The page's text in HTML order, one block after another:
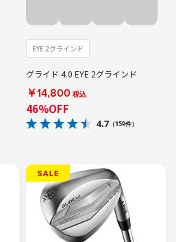
EYE 2グラインド
グライド 4.0 EYE 2グラインド
￥14,800 税込
46%OFF
4.7 （159件）